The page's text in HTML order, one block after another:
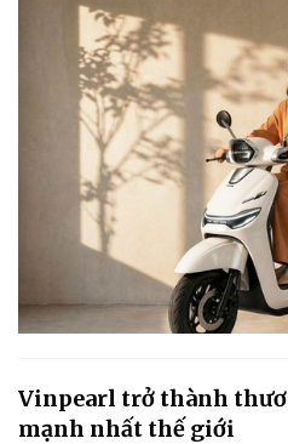
Vinpearl trở thành
mạnh nhất thế giới